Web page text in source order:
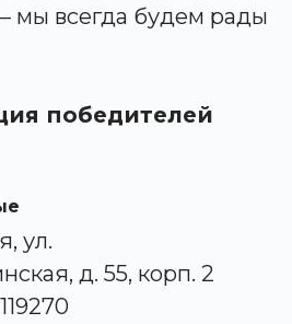
всегда будем рады
победителей
ул.
д. 55, корп. 2